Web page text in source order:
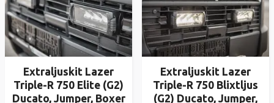
Extraljuskit Lazer
Triple-R 750 Elite (G2)
Ducato, Jumper, Boxer
Extraljuskit Lazer
Triple-R 750 Blixtljus
(G2) Ducato, Jumper,